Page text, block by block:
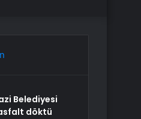
Belediyesi
döktü